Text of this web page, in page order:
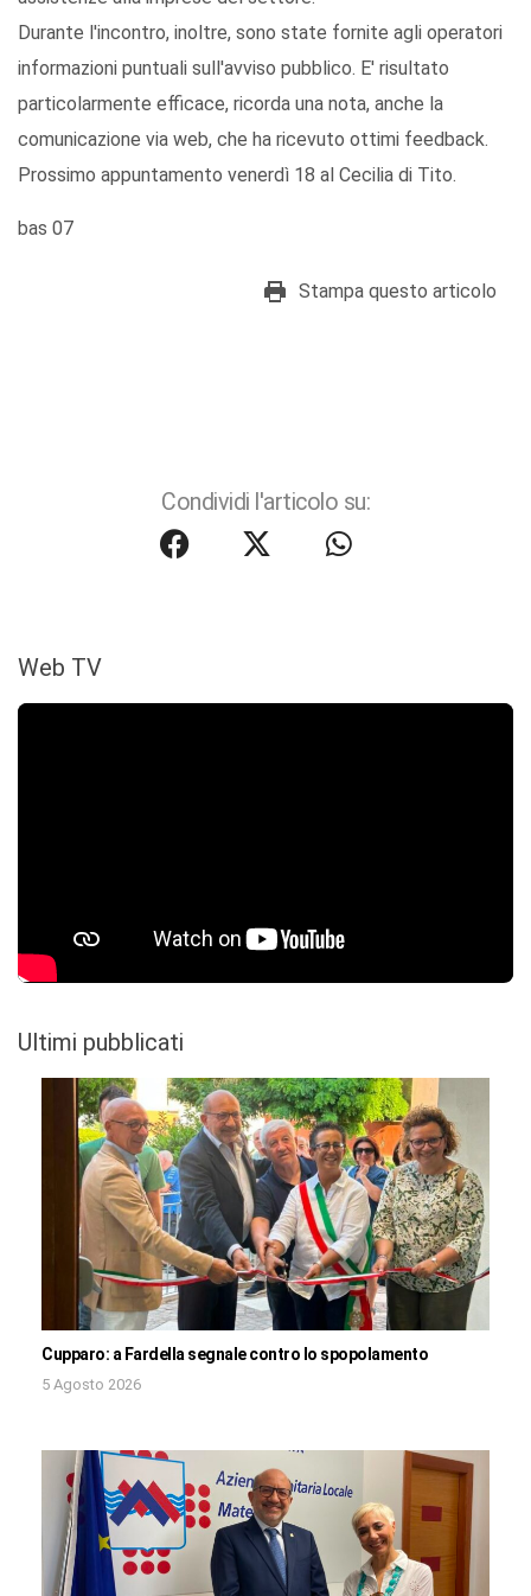
Durante l'incontro, inoltre, sono state fornite agli operatori
informazioni puntuali sull'avviso pubblico. E' risultato
particolarmente efficace, ricorda una nota, anche la
comunicazione via web, che ha ricevuto ottimi feedback.
Prossimo appuntamento venerdì 18 al Cecilia di Tito.
bas 07
Stampa questo articolo
Condividi l'articolo su:
Web TV
Ultimi pubblicati
Cupparo: a Fardella segnale contro lo spopolamento
5 Agosto 2026